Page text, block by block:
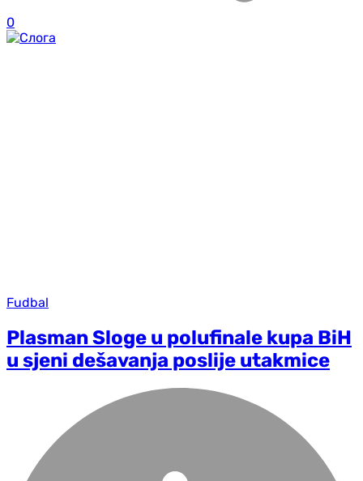
0
Fudbal
Plasman Sloge u polufinale kupa BiH
u sjeni dešavanja poslije utakmice